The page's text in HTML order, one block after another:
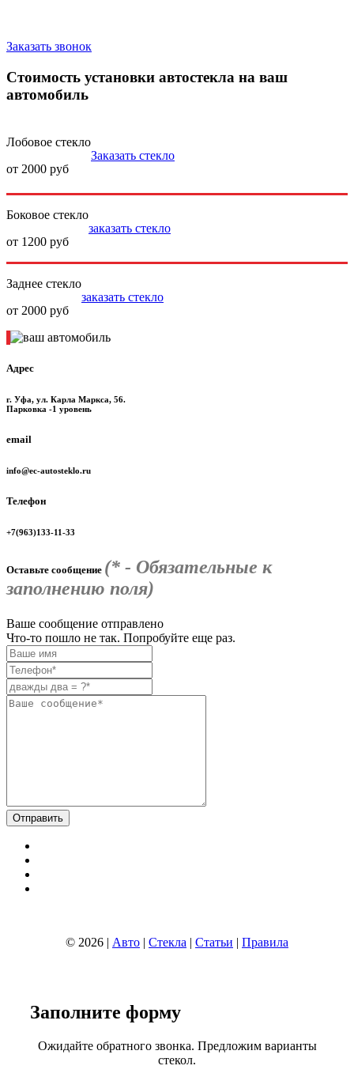
Заказать звонок
Стоимость установки автостекла на ваш
автомобиль
Лобовое стекло
от 2000 руб
Заказать стекло
Боковое стекло
от 1200 руб
заказать стекло
Заднее стекло
от 2000 руб
заказать стекло
Адрес
г. Уфа, ул. Карла Маркса, 56.
Парковка -1 уровень
email
info@ec-autosteklo.ru
Телефон
+7(963)133-11-33
Оставьте сообщение (* - Обязательные к
заполнению поля)
Ваше сообщение отправлено
Что-то пошло не так. Попробуйте еще раз.
© 2026 | Авто | Стекла | Статьи | Правила
Заполните форму
Ожидайте обратного звонка. Предложим варианты
стекол.